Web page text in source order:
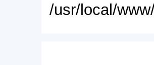
/usr/local/